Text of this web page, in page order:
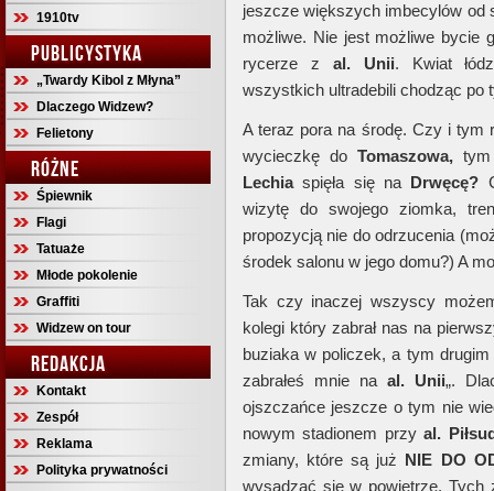
1910tv
PUBLICYSTYKA
„Twardy Kibol z Młyna”
Dlaczego Widzew?
Felietony
RÓŻNE
Śpiewnik
Flagi
Tatuaże
Młode pokolenie
Graffiti
Widzew on tour
REDAKCJA
Kontakt
Zespół
Reklama
Polityka prywatności
jeszcze większych imbecylów od
możliwe. Nie jest możliwe bycie
rycerze z al. Unii. Kwiat
wszystkich ultradebili chodząc po
A teraz pora na środę. Czy i tym
wycieczkę do Tomaszowa,
Lechiaspięła się na Drwęcę?
wizytę do swojego ziomka,
propozycją nie do odrzucenia
środek salonu w jego domu?) A
Tak czy inaczej wszyscy
kolegi który zabrał nas na
buziaka w policzek, a tym
zabrałeś mnie na al. Unii„.
ojszczańce jeszcze o tym nie
nowym stadionem przyal.
zmiany, które są już NIE DO
wysadzać się w powietrze. Tych